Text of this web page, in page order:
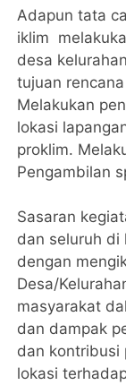
Adapun tata
iklim
desa
tujuan
Melakukan
lokasi
proklim.
Pengambilan
Sasaran
dan seluruh
dengan
Desa/
masyarakat
dan dampak
dan kontribusi
lokasi